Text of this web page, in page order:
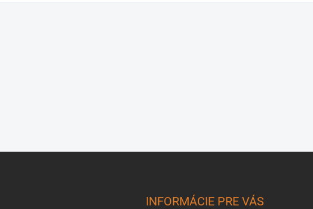
INFORMÁCIE PRE VÁS